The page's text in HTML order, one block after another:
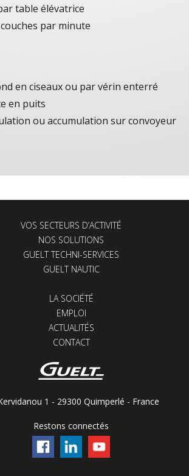
table élévatrice
couches par minute
en ciseaux ou par vérin enterré
en puits
ou accumulation sur convoyeur
VOS SECTEURS D’ACTIVITÉ
NOS SOLUTIONS
GUELT TECHNI-SERVICES
GUELT NAUTIC
LA SOCIÉTÉ
EMPLOI
ACTUALITÉS
CONTACT
1 - 29300 Quimperlé - France
Restons connectés